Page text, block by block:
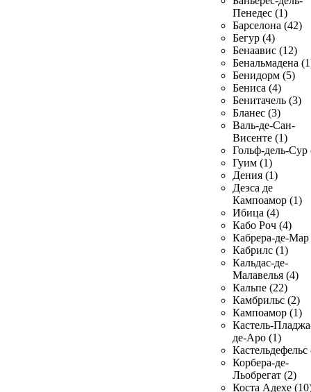
Пенедес (1)
Барселона (42)
Бегур (4)
Бенаавис (12)
Бенальмадена
Бенидорм (5)
Бениса (4)
Бенитачель (3)
Бланес (3)
Валь-де-Сан-
Висенте (1)
Гольф-дель-Сур
Гуим (1)
Дения (1)
Деэса де
Кампоамор (1)
Ибица (4)
Кабо Роч (4)
Кабрера-де-Мар
Кабрилс (1)
Кальдас-де-
Малавелья (4)
Кальпе (22)
Камбрильс (2)
Кампоамор (1)
Кастель-
де-Аро (1)
Кастельдефельс
Корбера-де-
Льобрегат (2)
Коста Адехе